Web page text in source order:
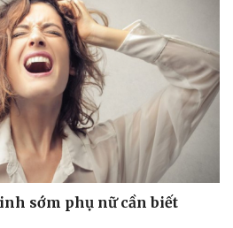
sớm phụ nữ cần biết